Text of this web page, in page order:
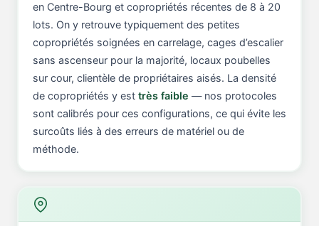
en Centre-Bourg et copropriétés récentes de 8 à 20
lots. On y retrouve typiquement des petites
copropriétés soignées en carrelage, cages d’escalier
sans ascenseur pour la majorité, locaux poubelles
sur cour, clientèle de propriétaires aisés. La densité
de copropriétés y est très faible — nos protocoles
sont calibrés pour ces configurations, ce qui évite les
surcoûts liés à des erreurs de matériel ou de
méthode.